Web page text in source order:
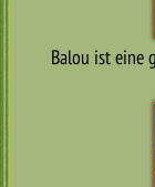
Balou ist eine